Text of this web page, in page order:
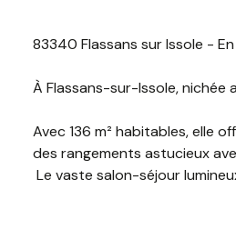
83340 Flassans sur Issole -
À Flassans-sur-Issole,
Avec 136 m² habitables, elle
des rangements astucieux
Le vaste salon-séjour